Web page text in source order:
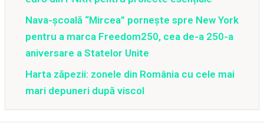
Nava-școală “Mircea” pornește spre New York
pentru a marca Freedom250, cea de-a 250-a
aniversare a Statelor Unite
Harta zăpezii: zonele din România cu cele mai
mari depuneri după viscol